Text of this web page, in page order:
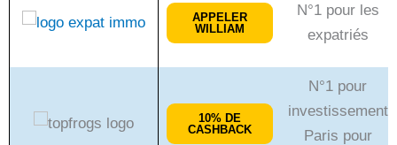
APPELER
WILLIAM
N°1 pour les
expatriés
10% DE
CASHBACK
N°1 pour
investissement
Paris pour